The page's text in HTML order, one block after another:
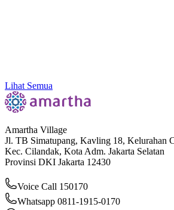
Lihat Semua
Amartha Village
Jl. TB Simatupang, Kavling 18, Kelurahan
Kec. Cilandak, Kota Adm. Jakarta Selatan
Provinsi DKI Jakarta 12430
Voice Call 150170
Whatsapp 0811-1915-0170